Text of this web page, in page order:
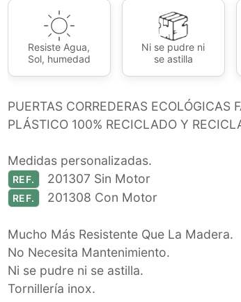
Resiste Agua,
Sol, humedad
Ni se pudre ni
se astilla
PUERTAS CORREDERAS ECOLÓGICAS
PLÁSTICO 100% RECICLADO Y
Medidas personalizadas.
REF. 201307 Sin Motor
REF. 201308 Con Motor
Mucho Más Resistente Que La Madera.
No Necesita Mantenimiento.
Ni se pudre ni se astilla.
Tornillería inox.